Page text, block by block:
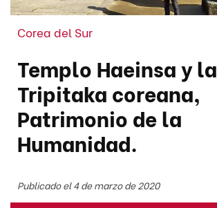
Corea del Sur
Templo Haeinsa y la
Tripitaka coreana,
Patrimonio de la
Humanidad.
Publicado el 4 de marzo de 2020